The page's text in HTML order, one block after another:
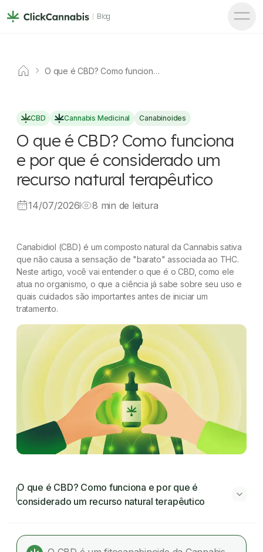
Blog
O que é CBD? Como funciona
CBD Cannabis Medicinal Canabinoides
O que é CBD? Como funciona
e por que é considerado um
recurso natural terapêutico
14/07/2026 8 min de leitura
Canabidiol (CBD) é um composto natural da Cannabis sativa
que não causa a sensação de "barato" associada ao THC.
Neste artigo, você vai entender o que é o CBD, como ele
atua no organismo, o que a ciência já sabe sobre seu uso e
quais cuidados são importantes antes de iniciar um
tratamento.
O que é CBD? Como funciona e por que é
considerado um recurso natural terapêutico
considerado um recurso natural terapêutico